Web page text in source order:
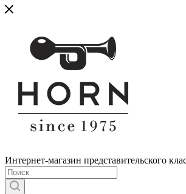
Интернет-магазин представительского